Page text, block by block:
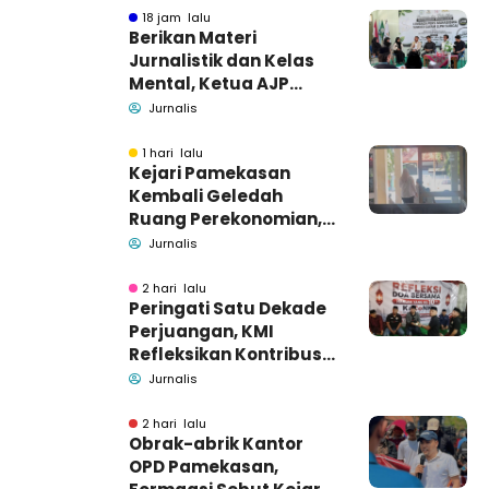
18 jam lalu
Berikan Materi
Jurnalistik dan Kelas
Mental, Ketua AJP
Bakar Semangat LPM
Jurnalis
1 hari lalu
Kejari Pamekasan
Kembali Geledah
Ruang Perekonomian,
Pidsus: Tunggu Saja!
Jurnalis
2 hari lalu
Peringati Satu Dekade
Perjuangan, KMI
Refleksikan Kontribusi
untuk Masyarakat
Jurnalis
2 hari lalu
Obrak-abrik Kantor
OPD Pamekasan,